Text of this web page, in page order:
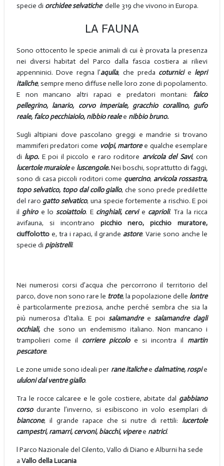
specie di orchideeselvatichedelle 319 che vivono in Europa.
LA FAUNA
Sono ottocento le specie animali di cui è provata la presenza
nei diversi habitat del Parco dalla fascia costiera ai rilievi
appenninici. Dove regna l’aquila, che preda coturnicie lepri
italiche, sempre meno diffuse nelle loro zone di popolamento.
E non mancano altri rapaci e predatori montani: falco
pellegrino, lanario, corvo imperiale, gracchio corallino, gufo
reale, falco pecchiaiolo, nibbio realee nibbio bruno.
Sugli altipiani dove pascolano greggi e mandrie si trovano
mammiferi predatori come volpi, martoree qualche esemplare
di lupo.E poi il piccolo e raro roditore arvicola del Savi, con
lucertole muraiolee luscengole.Nei boschi, soprattutto di faggi,
sono di casa piccoli roditori come quercino, arvicola rossastra,
topo selvatico, topo dal collo giallo, che sono prede predilette
del raro gatto selvatico, una specie fortemente a rischio. E poi
il ghiro e loscoiattolo. E cinghiali, cervie caprioli. Tra la ricca
avifauna, si incontrano picchio nero, picchio muratore,
ciuffolottoe, tra i rapaci, il grande astore. Varie sono anche le
specie di pipistrelli.
Nei numerosi corsi d’acqua che percorrono il territorio del
parco, dove non sono rare le trote, la popolazione delle lontre
è particolarmente preziosa, anche perché sembra che sia la
più numerosa d’Italia. E poisalamandre e salamandre dagli
occhiali,che sono un endemismo italiano. Non mancano i
trampolieri come il corriere piccoloe si incontra il martin
pescatore.
Le zone umide sono ideali per rane italichee dalmatine, rospie
ululoni dal ventre giallo.
Tra le rocce calcaree e le gole costiere, abitate dal gabbiano
corsodurante l’inverno, si esibiscono in volo esemplari di
biancone, il grande rapace che si nutre di rettili: lucertole
campestri, ramarri, cervoni, biacchi, viperee natrici.
l Parco Nazionale del Cilento, Vallo di Diano e Alburni ha sede
a Vallo della Lucania